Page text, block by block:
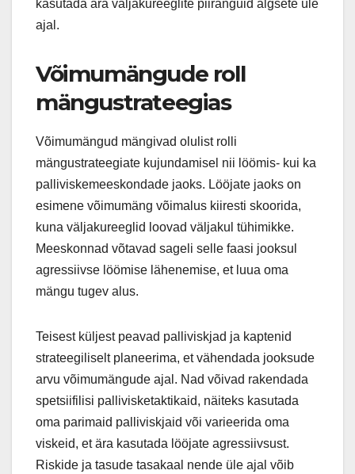
kasutada ära väljakureeglite piiranguid algsete üle
ajal.
Võimumängude roll
mängustrateegias
Võimumängud mängivad olulist rolli
mängustrateegiate kujundamisel nii löömis- kui ka
palliviskemeeskondade jaoks. Lööjate jaoks on
esimene võimumäng võimalus kiiresti skoorida,
kuna väljakureeglid loovad väljakul tühimikke.
Meeskonnad võtavad sageli selle faasi jooksul
agressiivse löömise lähenemise, et luua oma
mängu tugev alus.
Teisest küljest peavad palliviskjad ja kaptenid
strateegiliselt planeerima, et vähendada jooksude
arvu võimumängude ajal. Nad võivad rakendada
spetsiifilisi pallivisketaktikaid, näiteks kasutada
oma parimaid palliviskjaid või varieerida oma
viskeid, et ära kasutada lööjate agressiivsust.
Riskide ja tasude tasakaal nende üle ajal võib